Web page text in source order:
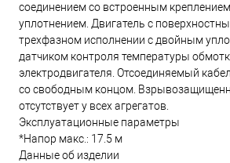
соединением со встроенным
уплотнением. Двигатель с
трехфазном исполнении с двойным
датчиком контроля температуры
электродвигателя. Отсоединяемый
со свободным концом.
отсутствует у всех агрегатов.
Эксплуатационные параметры
*Напор макс.: 17.5 м
Данные об изделии